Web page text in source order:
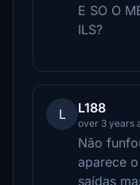
E SO O
ILS?
L L188
over 3 years
Não
aparece
saídas